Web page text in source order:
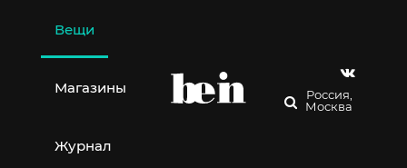
содержимому
Вещи
Магазины
Журнал
Россия,
Москва